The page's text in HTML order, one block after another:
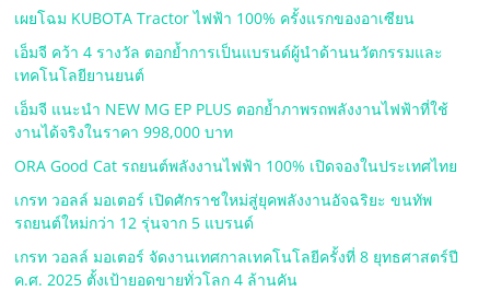
เผยโฉม KUBOTA Tractor ไฟฟ้า 100% ครั้งแรกของอาเซียน
เอ็มจี คว้า 4 รางวัล ตอกย้ำการเป็นแบรนด์ผู้นำด้านนวัตกรรมและ
เทคโนโลยียานยนต์
เอ็มจี แนะนำ NEW MG EP PLUS ตอกย้ำภาพรถพลังงานไฟฟ้าที่ใช้
งานได้จริงในราคา 998,000 บาท
ORA Good Cat รถยนต์พลังงานไฟฟ้า 100% เปิดจองในประเทศไทย
เกรท วอลล์ มอเตอร์ เปิดศักราชใหม่สู่ยุคพลังงานอัจฉริยะ ขนทัพ
รถยนต์ใหม่กว่า 12 รุ่นจาก 5 แบรนด์
เกรท วอลล์ มอเตอร์ จัดงานเทศกาลเทคโนโลยีครั้งที่ 8 ยุทธศาสตร์ปี
ค.ศ. 2025 ตั้งเป้ายอดขายทั่วโลก 4 ล้านคัน